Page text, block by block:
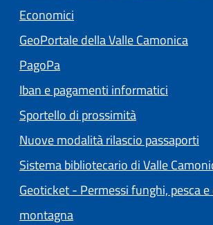
Economici
GeoPortale della Valle Camonica
PagoPa
Iban e pagamenti informatici
Sportello di prossimità
Nuove modalità rilascio passaporti
Sistema bibliotecario di Valle
Geoticket - Permessi funghi, pesca
montagna